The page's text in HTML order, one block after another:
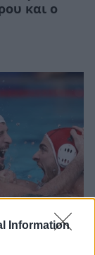
Information
και ο